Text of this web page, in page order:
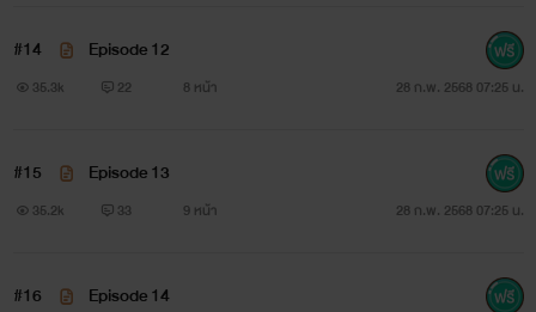
นิยาย/โดย วิหคเหินลม
#14 Episode 12
35.3k 22 8 หน้า 28 ก.พ. 2568 07:25 น.
#15 Episode 13
35.2k 33 9 หน้า 28 ก.พ. 2568 07:25 น.
#16 Episode 14